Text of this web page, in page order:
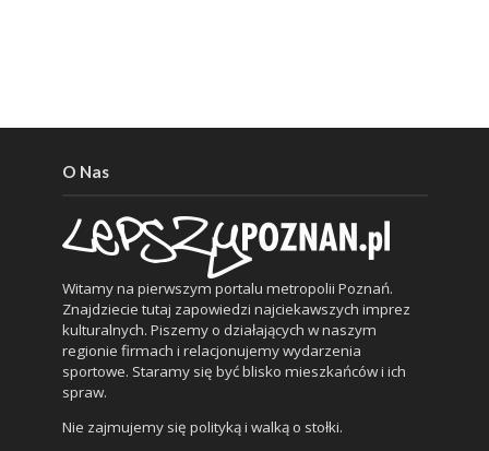
O Nas
Witamy na pierwszym portalu metropolii Poznań.
Znajdziecie tutaj zapowiedzi najciekawszych imprez
kulturalnych. Piszemy o działających w naszym
regionie firmach i relacjonujemy wydarzenia
sportowe. Staramy się być blisko mieszkańców i ich
spraw.
Nie zajmujemy się polityką i walką o stołki.